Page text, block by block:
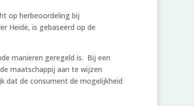
op herbeoordeling bij
Heide, is gebaseerd op de
manieren geregeld is. Bij een
maatschappij aan te wijzen
dat de consument de mogelijkheid